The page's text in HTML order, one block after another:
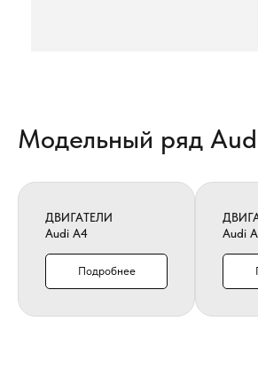
Модельный ряд
ДВИГАТЕЛИ
Audi A4
Подробнее
Audi